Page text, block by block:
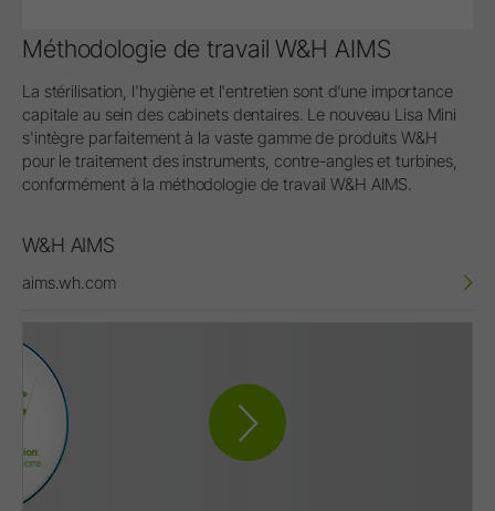
Méthodologie de travail W&H AIMS
La stérilisation, l'hygiène et l'entretien sont d’une importance
capitale au sein des cabinets dentaires. Le nouveau Lisa Mini
s'intègre parfaitement à la vaste gamme de produits W&H
pour le traitement des instruments, contre-angles et turbines,
conformément à la méthodologie de travail W&H AIMS.
W&H AIMS
aims.wh.com